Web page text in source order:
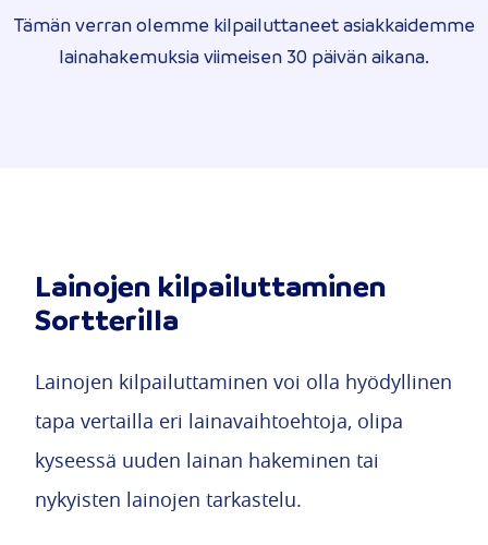
Tämän verran olemme kilpailuttaneet asiakkaidemme
lainahakemuksia viimeisen 30 päivän aikana.
Lainojen kilpailuttaminen
Sortterilla
Lainojen kilpailuttaminen voi olla hyödyllinen
tapa vertailla eri lainavaihtoehtoja, olipa
kyseessä uuden lainan hakeminen tai
nykyisten lainojen tarkastelu.